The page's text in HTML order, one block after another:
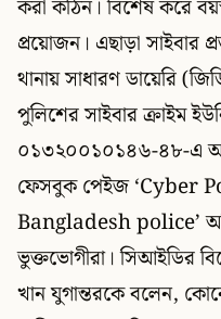
করা কঠিন। বিশেষ করে
প্রয়োজন। এছাড়া সাইবার
থানায় সাধারণ ডায়েরি
পুলিশের সাইবার ক্রাইম
০১৩২০০১০১৪৬-৪৮-এ
ফেসবুক পেইজ ‘Cyber
Bangladesh police’
ভুক্তভোগীরা। সিআইডির
খান যুগান্তরকে বলেন,